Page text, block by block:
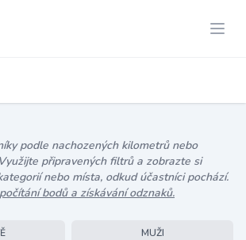
podle nachozených kilometrů nebo
připravených filtrů a zobrazte si
nebo místa, odkud účastníci pochází.
bodů a získávání odznaků.
MUŽI